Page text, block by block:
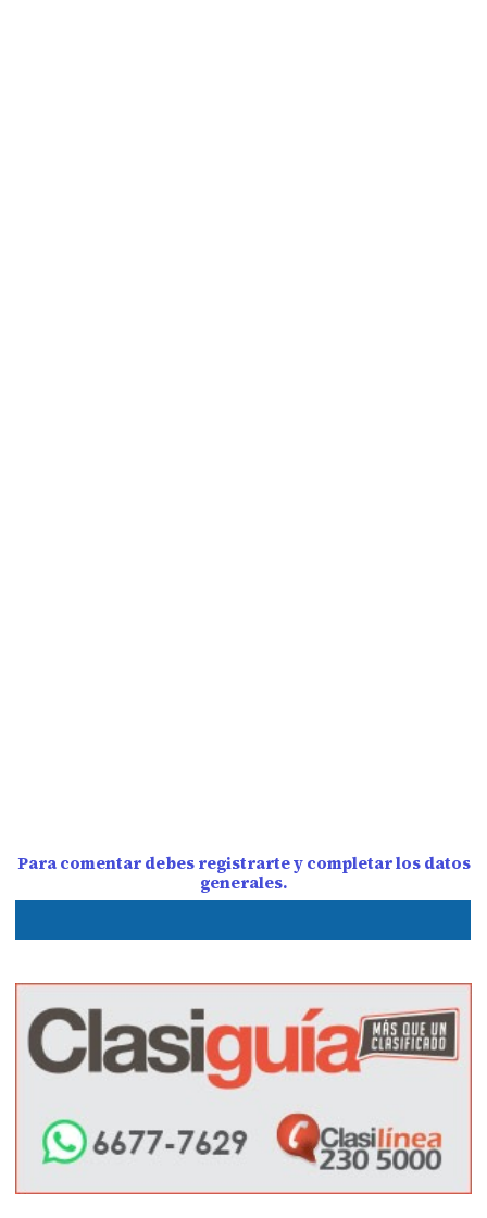
Para comentar debes registrarte y completar los datos
generales.